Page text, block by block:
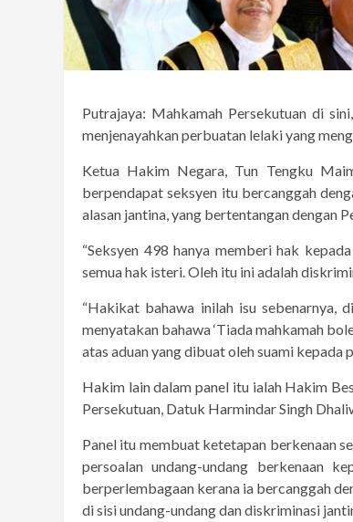
Putrajaya: Mahkamah Persekutuan di
menjenayahkan perbuatan lelaki yang
Ketua Hakim Negara, Tun Tengku
berpendapat seksyen itu bercanggah
alasan jantina, yang bertentangan dengan
“Seksyen 498 hanya memberi hak
semua hak isteri. Oleh itu ini adalah
“Hakikat bahawa inilah isu sebenarnya,
menyatakan bahawa ‘Tiada mahkamah
atas aduan yang dibuat oleh suami kepada
Hakim lain dalam panel itu ialah Hakim
Persekutuan, Datuk Harmindar Singh
Panel itu membuat ketetapan berkenaan
persoalan undang-undang berkenaan
berperlembagaan kerana ia bercanggah
di sisi undang-undang dan diskriminasi